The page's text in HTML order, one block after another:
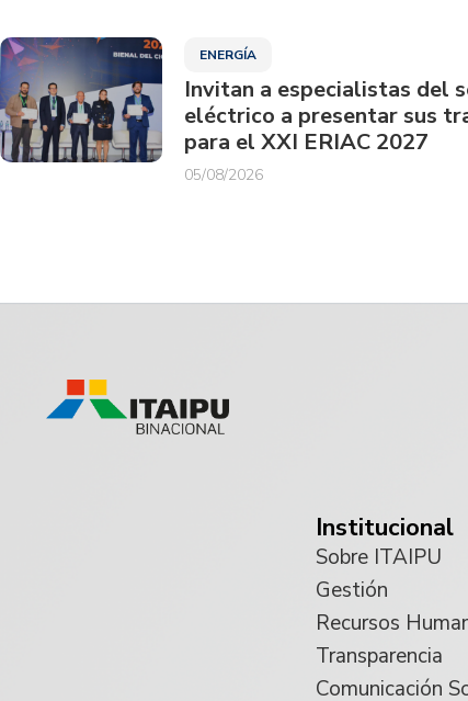
ENERGÍA
Invitan a especialistas del
eléctrico a presentar sus
para el XXI ERIAC 2027
05/08/2026
Institucional
Sobre ITAIPU
Gestión
Recursos
Transparencia
Comunicación